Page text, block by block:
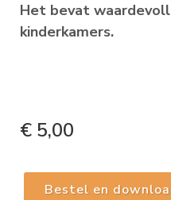
Het bevat
kinderkamers.
€ 5,00
Bestel en